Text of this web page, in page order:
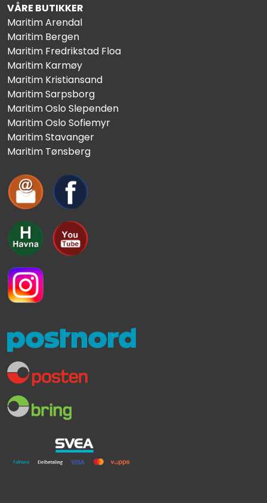
VÅRE BUTIKKER
Maritim Arendal
Maritim Bergen
Maritim Fredrikstad Floa
Maritim Karmøy
Maritim Kristiansand
Maritim Sarpsborg
Maritim Oslo Slependen
Maritim Oslo Sofiemyr
Maritim Stavanger
Maritim Tønsberg